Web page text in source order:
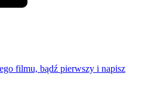
filmu, bądź pierwszy i napisz